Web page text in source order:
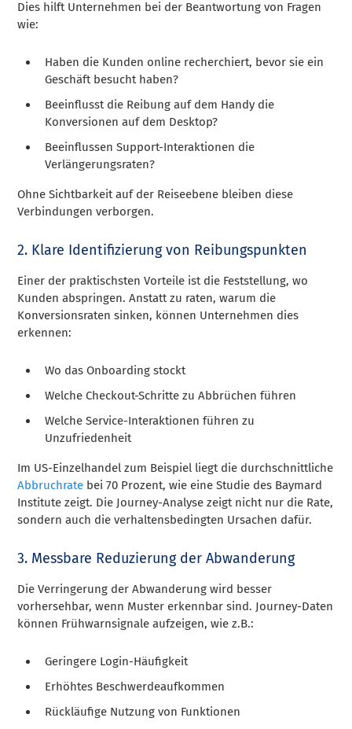
Dies hilft Unternehmen bei der Beantwortung von Fragen
wie:
Haben die Kunden online recherchiert, bevor sie ein
Geschäft besucht haben?
Beeinflusst die Reibung auf dem Handy die
Konversionen auf dem Desktop?
Beeinflussen Support-Interaktionen die
Verlängerungsraten?
Ohne Sichtbarkeit auf der Reiseebene bleiben diese
Verbindungen verborgen.
2. Klare Identifizierung von Reibungspunkten
Einer der praktischsten Vorteile ist die Feststellung, wo
Kunden abspringen. Anstatt zu raten, warum die
Konversionsraten sinken, können Unternehmen dies
erkennen:
Wo das Onboarding stockt
Welche Checkout-Schritte zu Abbrüchen führen
Welche Service-Interaktionen führen zu
Unzufriedenheit
Im US-Einzelhandel zum Beispiel liegt die durchschnittliche
Abbruchrate bei 70 Prozent, wie eine Studie des Baymard
Institute zeigt. Die Journey-Analyse zeigt nicht nur die Rate,
sondern auch die verhaltensbedingten Ursachen dafür.
3. Messbare Reduzierung der Abwanderung
Die Verringerung der Abwanderung wird besser
vorhersehbar, wenn Muster erkennbar sind. Journey-Daten
können Frühwarnsignale aufzeigen, wie z.B.:
Geringere Login-Häufigkeit
Erhöhtes Beschwerdeaufkommen
Rückläufige Nutzung von Funktionen